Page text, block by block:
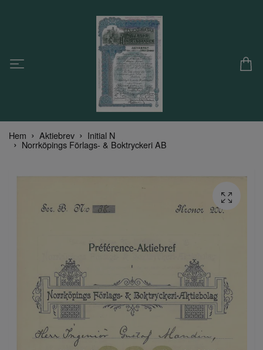
Hem Aktiebrev Initial N
Norrköpings Förlags- & Boktryckeri AB